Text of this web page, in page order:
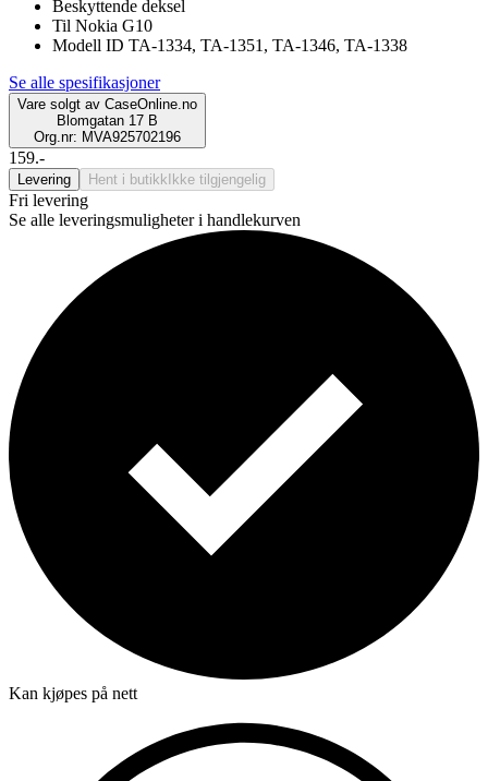
Beskyttende deksel
Til Nokia G10
Modell ID TA-1334, TA-1351, TA-1346, TA-1338
Se alle spesifikasjoner
Vare solgt av CaseOnline.no
Blomgatan 17 B
Org.nr: MVA925702196
159.-
Levering Hent i butikk Ikke tilgjengelig
Fri levering
Se alle leveringsmuligheter i handlekurven
Kan kjøpes på nett